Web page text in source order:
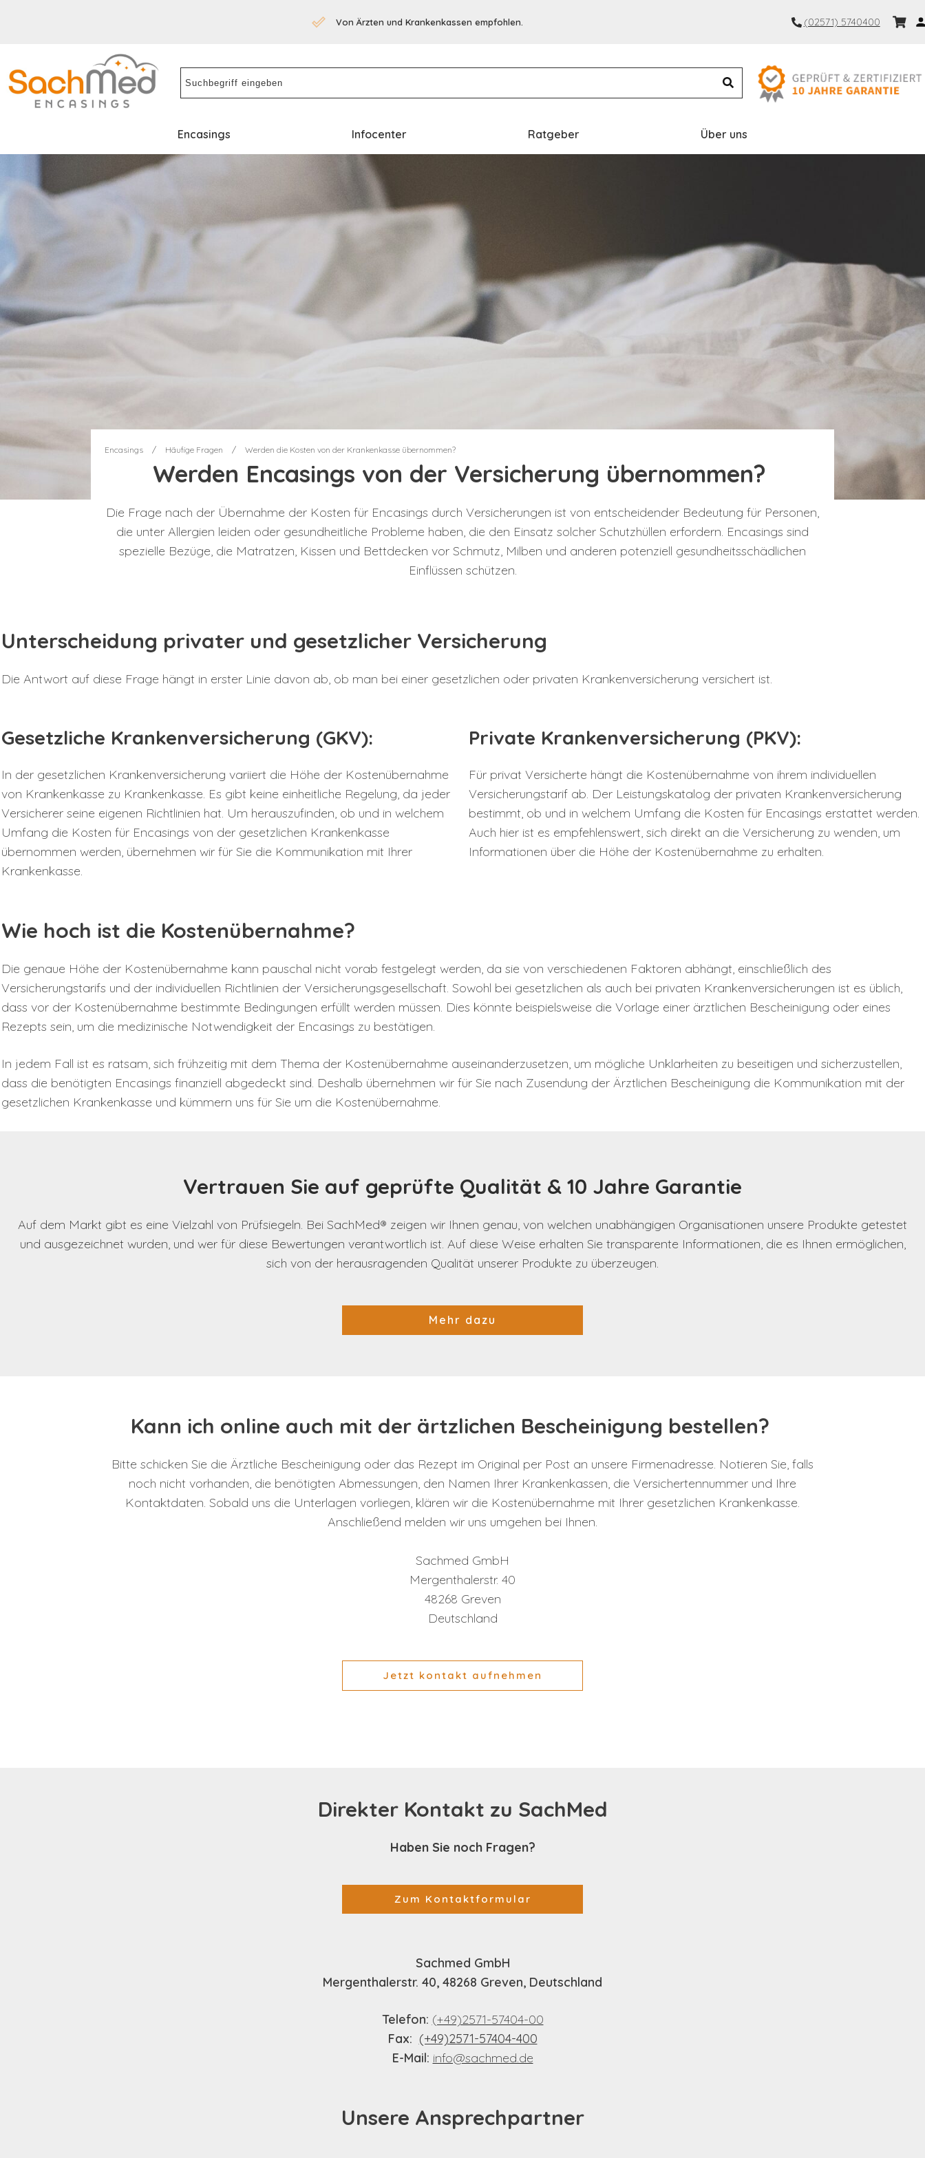
Von Ärzten und Krankenkassen empfohlen. (02571) 5740400
Encasings Infocenter Ratgeber Über uns
Encasings / Häufige Fragen / Werden die Kosten von der Krankenkasse übernommen?
Werden Encasings von der Versicherung übernommen?
Die Frage nach der Übernahme der Kosten für Encasings durch Versicherungen ist von entscheidender Bedeutung für Personen,
die unter Allergien leiden oder gesundheitliche Probleme haben, die den Einsatz solcher Schutzhüllen erfordern. Encasings sind
spezielle Bezüge, die Matratzen, Kissen und Bettdecken vor Schmutz, Milben und anderen potenziell gesundheitsschädlichen
Einflüssen schützen.
Unterscheidung privater und gesetzlicher Versicherung
Die Antwort auf diese Frage hängt in erster Linie davon ab, ob man bei einer gesetzlichen oder privaten Krankenversicherung versichert ist.
Gesetzliche Krankenversicherung (GKV):
In der gesetzlichen Krankenversicherung variiert die Höhe der Kostenübernahme
von Krankenkasse zu Krankenkasse. Es gibt keine einheitliche Regelung, da jeder
Versicherer seine eigenen Richtlinien hat. Um herauszufinden, ob und in welchem
Umfang die Kosten für Encasings von der gesetzlichen Krankenkasse
übernommen werden, übernehmen wir für Sie die Kommunikation mit Ihrer
Krankenkasse.
Private Krankenversicherung (PKV):
Für privat Versicherte hängt die Kostenübernahme von ihrem individuellen
Versicherungstarif ab. Der Leistungskatalog der privaten Krankenversicherung
bestimmt, ob und in welchem Umfang die Kosten für Encasings erstattet werden.
Auch hier ist es empfehlenswert, sich direkt an die Versicherung zu wenden, um
Informationen über die Höhe der Kostenübernahme zu erhalten.
Wie hoch ist die Kostenübernahme?
Die genaue Höhe der Kostenübernahme kann pauschal nicht vorab festgelegt werden, da sie von verschiedenen Faktoren abhängt, einschließlich des
Versicherungstarifs und der individuellen Richtlinien der Versicherungsgesellschaft. Sowohl bei gesetzlichen als auch bei privaten Krankenversicherungen ist es üblich,
dass vor der Kostenübernahme bestimmte Bedingungen erfüllt werden müssen. Dies könnte beispielsweise die Vorlage einer ärztlichen Bescheinigung oder eines
Rezepts sein, um die medizinische Notwendigkeit der Encasings zu bestätigen.
In jedem Fall ist es ratsam, sich frühzeitig mit dem Thema der Kostenübernahme auseinanderzusetzen, um mögliche Unklarheiten zu beseitigen und sicherzustellen,
dass die benötigten Encasings finanziell abgedeckt sind. Deshalb übernehmen wir für Sie nach Zusendung der Ärztlichen Bescheinigung die Kommunikation mit der
gesetzlichen Krankenkasse und kümmern uns für Sie um die Kostenübernahme.
Vertrauen Sie auf geprüfte Qualität & 10 Jahre Garantie
Auf dem Markt gibt es eine Vielzahl von Prüfsiegeln. Bei SachMed® zeigen wir Ihnen genau, von welchen unabhängigen Organisationen unsere Produkte getestet
und ausgezeichnet wurden, und wer für diese Bewertungen verantwortlich ist. Auf diese Weise erhalten Sie transparente Informationen, die es Ihnen ermöglichen,
sich von der herausragenden Qualität unserer Produkte zu überzeugen.
Mehr dazu
Kann ich online auch mit der ärtzlichen Bescheinigung bestellen?
Bitte schicken Sie die Ärztliche Bescheinigung oder das Rezept im Original per Post an unsere Firmenadresse. Notieren Sie, falls
noch nicht vorhanden, die benötigten Abmessungen, den Namen Ihrer Krankenkassen, die Versichertennummer und Ihre
Kontaktdaten. Sobald uns die Unterlagen vorliegen, klären wir die Kostenübernahme mit Ihrer gesetzlichen Krankenkasse.
Anschließend melden wir uns umgehen bei Ihnen.
Sachmed GmbH
Mergenthalerstr. 40
48268 Greven
Deutschland
Jetzt kontakt aufnehmen
Direkter Kontakt zu SachMed
Haben Sie noch Fragen?
Zum Kontaktformular
Sachmed GmbH
Mergenthalerstr. 40, 48268 Greven, Deutschland
Telefon: (+49)2571-57404-00
Fax: (+49)2571-57404-400
E-Mail: info@sachmed.de
Unsere Ansprechpartner